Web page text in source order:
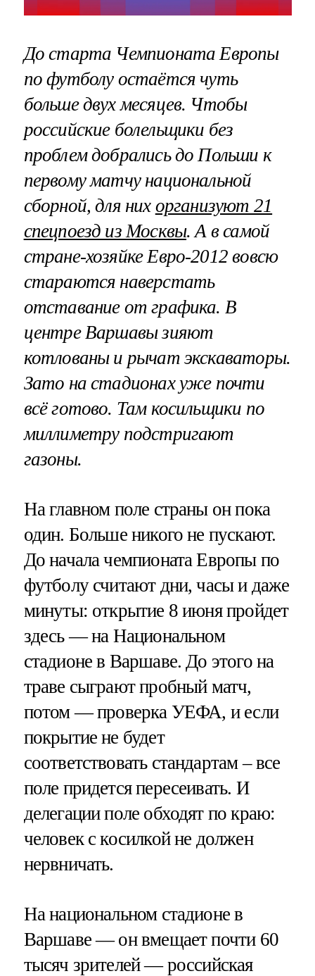
До старта Чемпионата Европы
по футболу остаётся чуть
больше двух месяцев. Чтобы
российские болельщики без
проблем добрались до Польши к
первому матчу национальной
сборной, для них организуют 21
спецпоезд из Москвы. А в самой
стране-хозяйке Евро-2012 вовсю
стараются наверстать
отставание от графика. В
центре Варшавы зияют
котлованы и рычат экскаваторы.
Зато на стадионах уже почти
всё готово. Там косильщики по
миллиметру подстригают
газоны.
На главном поле страны он пока
один. Больше никого не пускают.
До начала чемпионата Европы по
футболу считают дни, часы и даже
минуты: открытие 8 июня пройдет
здесь — на Национальном
стадионе в Варшаве. До этого на
траве сыграют пробный матч,
потом — проверка УЕФА, и если
покрытие не будет
соответствовать стандартам – все
поле придется пересеивать. И
делегации поле обходят по краю:
человек с косилкой не должен
нервничать.
На национальном стадионе в
Варшаве — он вмещает почти 60
тысяч зрителей — российская